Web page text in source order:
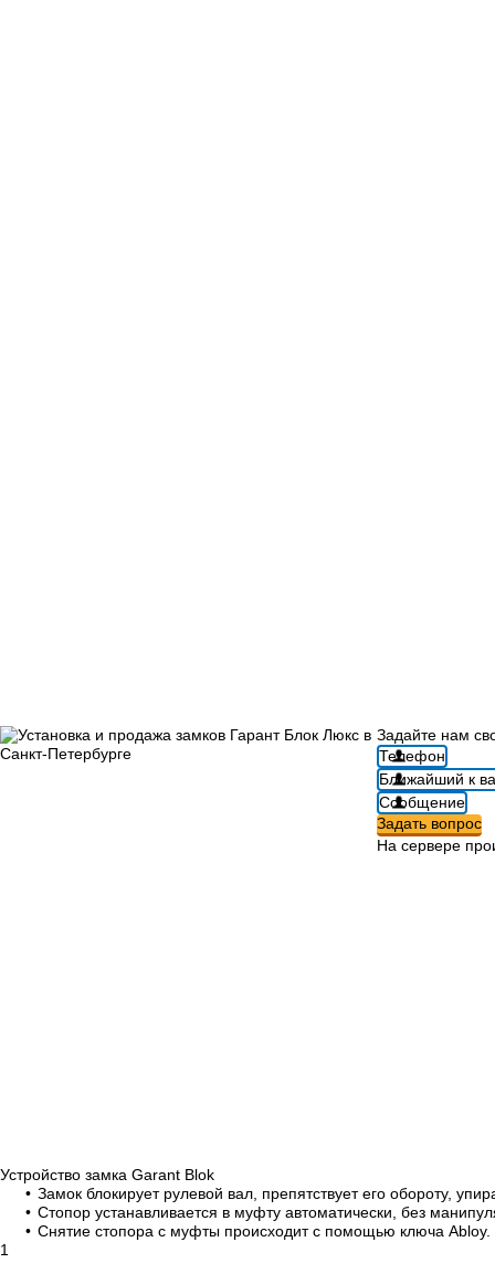
Задайте нам
Телефон
Ближайший к
Сообщение
Задать вопрос
На сервере
Устройство замка Garant Blok
Замок блокирует рулевой вал, препятствует его обороту,
Стопор устанавливается в муфту автоматически, без
Снятие стопора с муфты происходит с помощью ключа Abloy.
1